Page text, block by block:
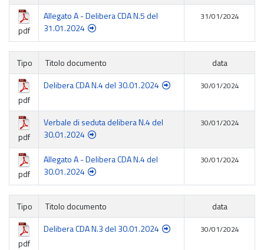
pdf
Allegato A - Delibera CDA N.5 del
31.01.2024
31/01/2024
Tipo Titolo documento data
pdf
Delibera CDA N.4 del 30.01.2024 30/01/2024
pdf
Verbale di seduta delibera N.4 del
30.01.2024
30/01/2024
pdf
Allegato A - Delibera CDA N.4 del
30.01.2024
30/01/2024
Tipo Titolo documento data
pdf
Delibera CDA N.3 del 30.01.2024 30/01/2024